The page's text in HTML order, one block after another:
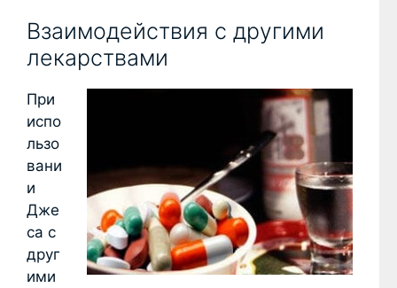
Взаимодействия с другими
лекарствами
При
испо
льзо
вани
и
Дже
са с
друг
ими